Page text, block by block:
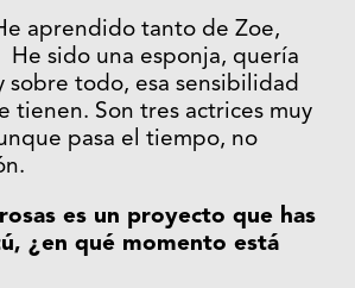
aprendido tanto de Zoe,
He sido una esponja, quería
sobre todo, esa sensibilidad
tienen. Son tres actrices muy
pasa el tiempo, no
es un proyecto que has
¿en qué momento está